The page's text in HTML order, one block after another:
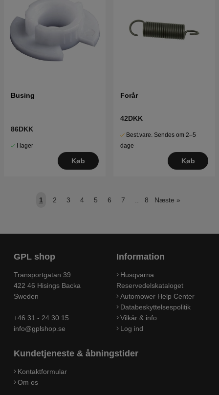
Busing
86DKK
I lager
Køb
Forår
42DKK
Best.vare. Sendes om 2–5
dage
Køb
1 2 3 4 5 6 7 8 Næste »
GPL shop
Transportgatan 39
422 46 Hisings Backa
Sweden
+46 31 - 24 30 15
info@gplshop.se
Information
Husqvarna
Reservedelskataloget
Automower Help Center
Databeskyttelsespolitik
Vilkår & info
Log ind
Kundetjeneste & åbningstider
Kontaktformular
Om os